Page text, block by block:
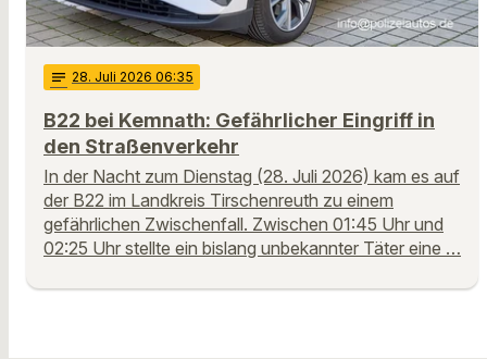
notes 28. Juli 2026 06:35
B22 bei Kemnath: Gefährlicher Eingriff in
den Straßenverkehr
In der Nacht zum Dienstag (28. Juli 2026) kam es auf
der B22 im Landkreis Tirschenreuth zu einem
gefährlichen Zwischenfall. Zwischen 01:45 Uhr und
02:25 Uhr stellte ein bislang unbekannter Täter eine …